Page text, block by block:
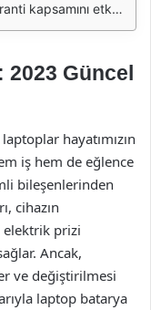
etkiler mi?
2023 Güncel
hayatımızın
iş hem de eğlence
bileşenlerinden
cihazın
elektrik prizi
Ancak,
ve değiştirilmesi
laptop batarya